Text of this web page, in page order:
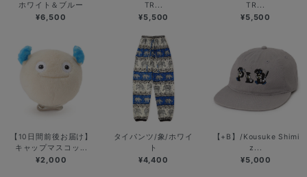
ホワイト＆ブルー
¥6,500
TR...
¥5,500
TR...
¥5,500
【10日間前後お届け】
キャップマスコッ...
¥2,000
タイパンツ/象/ホワイ
ト
¥4,400
【+B】/Kousuke Shimi
z...
¥5,000